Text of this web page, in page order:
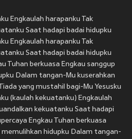
Engkaulah harapanku Tak
Saat hadapi badai hidupku
Engkaulah harapanku Tak
Saat hadapi badai hidupku
Tuhan berkuasa Engkau sanggup
Dalam tangan-Mu kuserahkan
yang mustahil bagi-Mu Yesusku
(kaulah kekuatanku) Engkaulah
kekuatanku Saat hadapi
Engkau Tuhan berkuasa
memulihkan hidupku Dalam tangan-